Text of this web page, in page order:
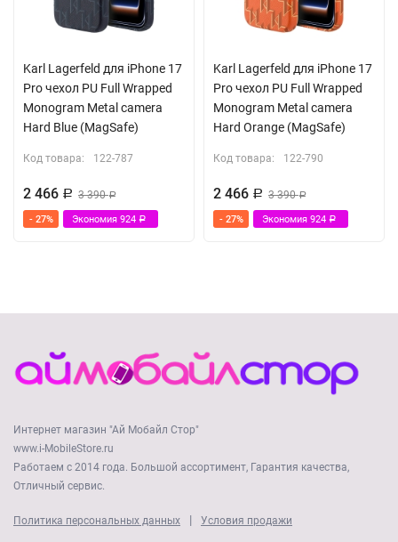
Karl Lagerfeld для iPhone 17
Pro чехол PU Full Wrapped
Monogram Metal camera
Hard Blue (MagSafe)
Код товара: 122-787
2 466 Р 3 390Р
- 27% Экономия 924 Р
Karl Lagerfeld для iPhone 17
Pro чехол PU Full Wrapped
Monogram Metal camera
Hard Orange (MagSafe)
Код товара: 122-790
2 466 Р 3 390Р
- 27% Экономия 924 Р
Интернет магазин "Ай Мобайл Стор"
www.i-MobileStore.ru
Работаем с 2014 года. Большой ассортимент, Гарантия качества,
Отличный сервис.
Политика персональных данных | Условия продажи